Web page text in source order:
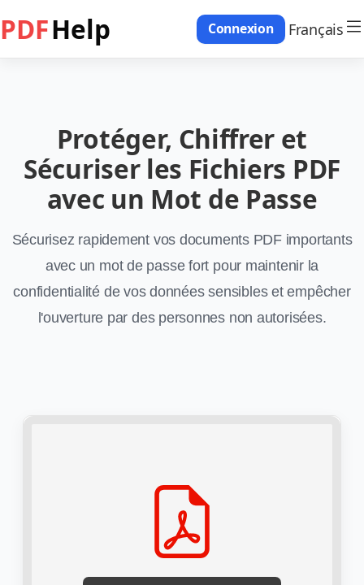
PDFHelp Connexion Français
Protéger, Chiffrer et
Sécuriser les Fichiers PDF
avec un Mot de Passe
Sécurisez rapidement vos documents PDF importants
avec un mot de passe fort pour maintenir la
confidentialité de vos données sensibles et empêcher
l'ouverture par des personnes non autorisées.